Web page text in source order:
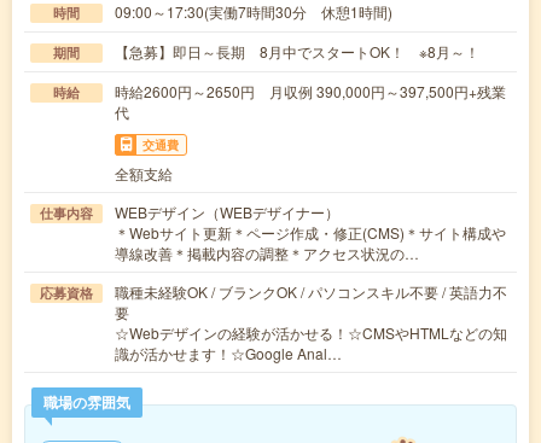
時間 09:00～17:30(実働7時間30分 休憩1時間)
期間 【急募】即日～長期 8月中でスタートOK！ ※8月～！
時給
時給2600円～2650円 月収例 390,000円～397,500円+残業
代
交通費
全額支給
仕事内容
WEBデザイン（WEBデザイナー）
＊Webサイト更新＊ページ作成・修正(CMS)＊サイト構成や
導線改善＊掲載内容の調整＊アクセス状況の…
応募資格
職種未経験OK / ブランクOK / パソコンスキル不要 / 英語力不
要
☆Webデザインの経験が活かせる！☆CMSやHTMLなどの知
識が活かせます！☆Google Anal…
職場の雰囲気